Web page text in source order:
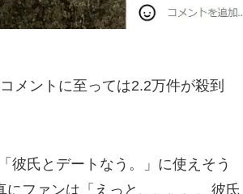
メントに至っては2.2万件が殺到
彼氏とデートなう。」に使えそう
ファンは「えっと、、、、、彼氏